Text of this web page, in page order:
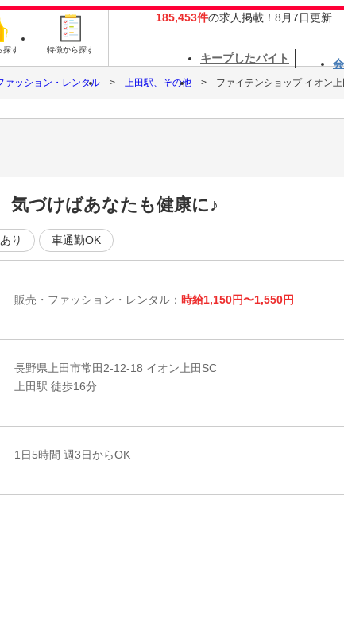
探す 特徴から探す
185,453件の求人掲載！8月7日更新
キープしたバイト
ァッション・レンタル 上田駅、その他 ファイテンショップ イオン
気づけばあなたも健康に♪
り 車通勤OK
販売・ファッション・レンタル： 時給1,150円〜1,550円
長野県上田市常田2-12-18 イオン上田SC
上田駅 徒歩16分
1日5時間 週3日からOK